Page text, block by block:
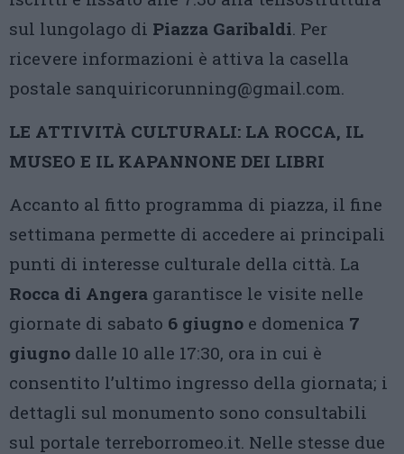
sul lungolago di Piazza Garibaldi. Per
ricevere informazioni è attiva la casella
postale sanquiricorunning@gmail.com.
LE ATTIVITÀ CULTURALI: LA ROCCA, IL
MUSEO E IL KAPANNONE DEI LIBRI
Accanto al fitto programma di piazza, il fine
settimana permette di accedere ai principali
punti di interesse culturale della città. La
Rocca di Angera garantisce le visite nelle
giornate di sabato 6 giugno e domenica 7
giugno dalle 10 alle 17:30, ora in cui è
consentito l’ultimo ingresso della giornata; i
dettagli sul monumento sono consultabili
sul portale terreborromeo.it. Nelle stesse due